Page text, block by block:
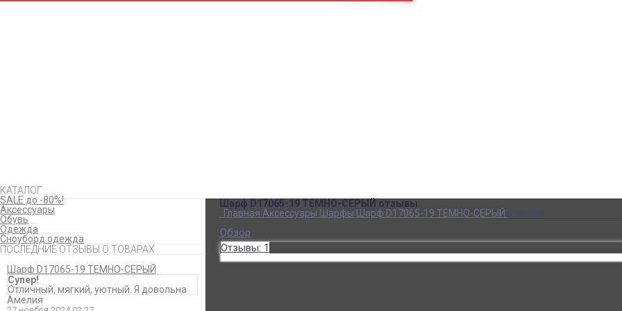
КАТАЛОГ
SALE до -80%!
Аксессуары
Обувь
Одежда
Сноуборд одежда
ПОСЛЕДНИЕ ОТЗЫВЫ О ТОВАРАХ
Шарф D17065-19 ТЕМНО-СЕРЫЙ
Супер!
Отличный, мягкий, уютный. Я довольна
Амелия
Шарф D17065-19 ТЕМНО-СЕРЫЙ отзывы
Главная Аксессуары Шарфы Шарф D17065-19 ТЕМНО-СЕРЫЙ Отзывы
Обзор
Отзывы: 1